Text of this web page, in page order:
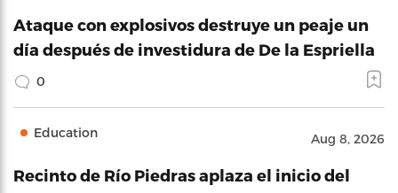
Ataque con explosivos destruye un peaje un
día después de investidura de De la Espriella
0
Education Aug 8, 2026
Recinto de Río Piedras aplaza el inicio del